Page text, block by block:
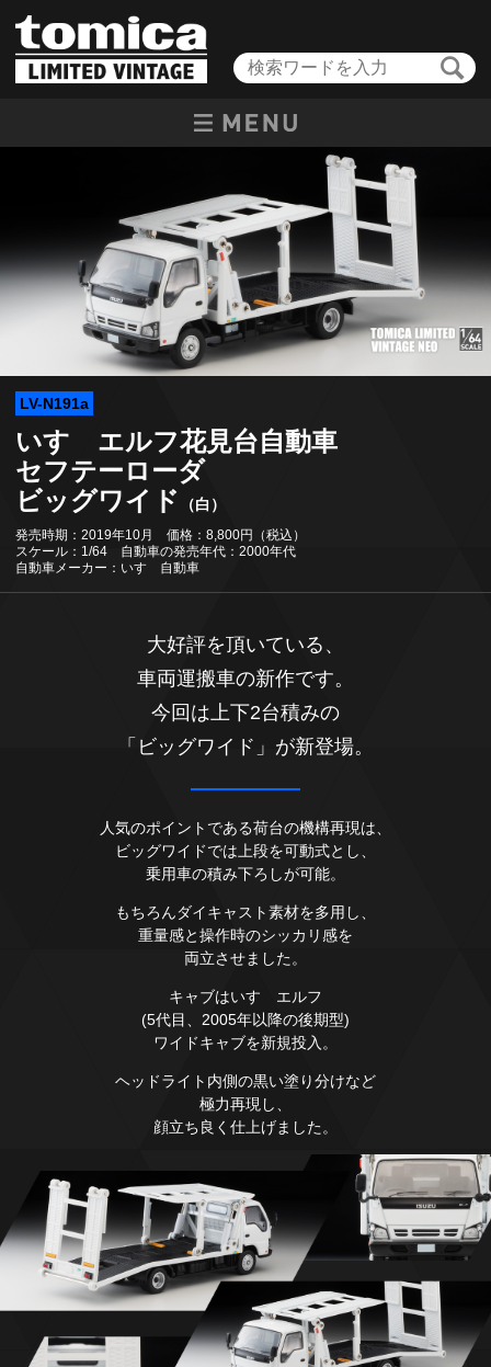
LV-N191a
いすゞエルフ花見台自動車
セフテーローダ
ビッグワイド
（白）
発売時期：2019年10月 価格：8,800円（税込）
スケール：1/64 自動車の発売年代：2000年代
自動車メーカー：いすゞ自動車
大好評を頂いている、
車両運搬車の新作です。
今回は上下2台積みの
「ビッグワイド」が新登場。
人気のポイントである荷台の機構再現は、
ビッグワイドでは上段を可動式とし、
乗用車の積み下ろしが可能。
もちろんダイキャスト素材を多用し、
重量感と操作時のシッカリ感を
両立させました。
キャブはいすゞエルフ
(5代目、2005年以降の後期型)
ワイドキャブを新規投入。
ヘッドライト内側の黒い塗り分けなど
極力再現し、
顔立ち良く仕上げました。